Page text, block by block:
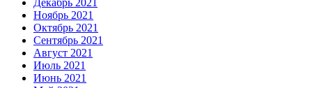
Декабрь 2021
Ноябрь 2021
Октябрь 2021
Сентябрь 2021
Август 2021
Июль 2021
Июнь 2021